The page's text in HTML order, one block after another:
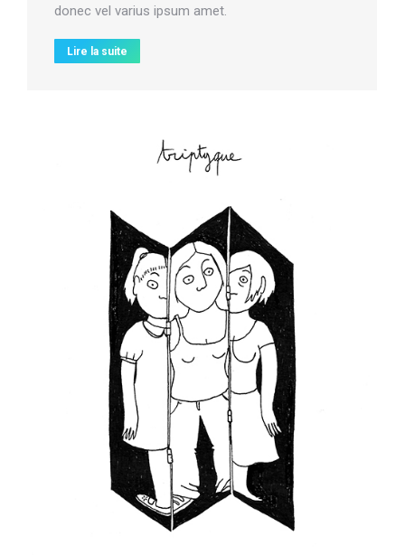
donec vel varius ipsum amet.
Lire la suite